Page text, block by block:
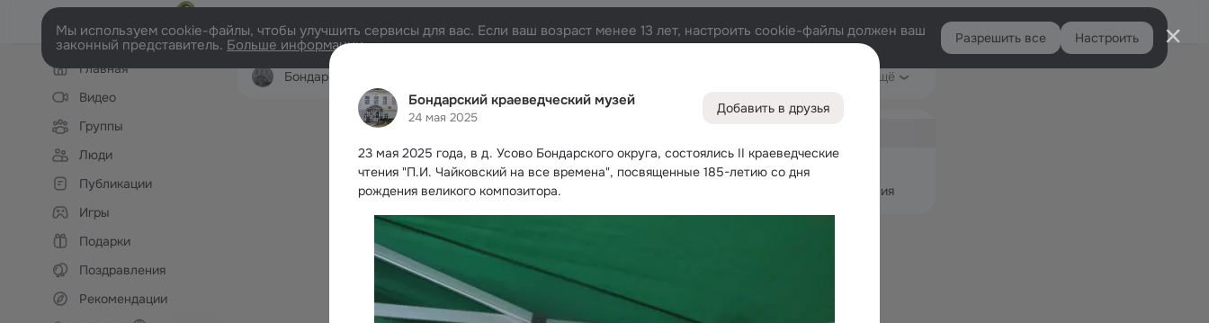
Бондарский краеведческий музей
24 мая 2025
Добавить в друзья
23 мая 2025 года, в д. Усово Бондарского округа, состоялись II краеведческие
чтения "П.И. Чайковский на все времена", посвященные 185-летию со дня
рождения великого композитора.
Русский Войти
Мы используем cookie-файлы, чтобы улучшить сервисы для вас. Если ваш возраст менее 13 лет, настроить cookie-файлы должен ваш
законный представитель. Больше информации Разрешить все Настроить
Левая
колонкаГлавная
Видео
Группы
Люди
Публикации
Игры
Подарки
Поздравления
Рекомендации
Бондарский краеведческий музей Ещё
Дополнительная
С друзьями
Игры и приложения